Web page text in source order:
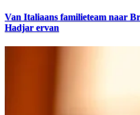
Van Italiaans familieteam naar
Hadjar ervan